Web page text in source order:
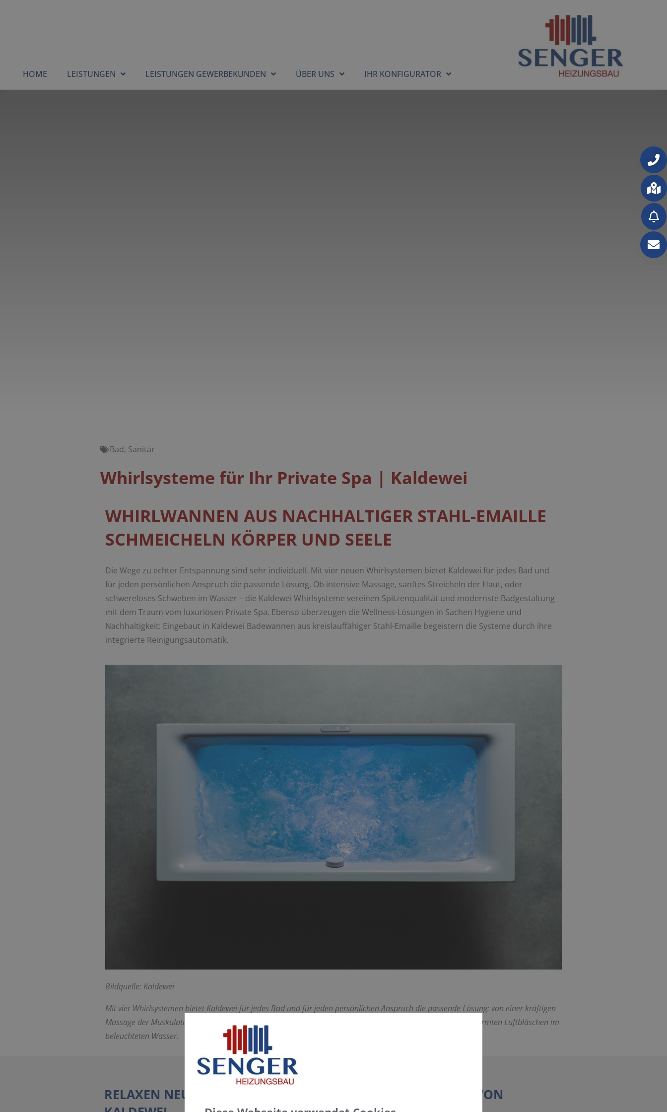
HOME LEISTUNGEN LEISTUNGEN GEWERBEKUNDEN ÜBER UNS IHR KONFIGURATOR
Bad, Sanitär
Whirlsysteme für Ihr Private Spa | Kaldewei
WHIRLWANNEN AUS NACHHALTIGER STAHL-EMAILLE
SCHMEICHELN KÖRPER UND SEELE
Die Wege zu echter Entspannung sind sehr individuell. Mit vier neuen Whirlsystemen bietet Kaldewei für jedes Bad und
für jeden persönlichen Anspruch die passende Lösung. Ob intensive Massage, sanftes Streicheln der Haut, oder
schwereloses Schweben im Wasser – die Kaldewei Whirlsysteme vereinen Spitzenqualität und modernste Badgestaltung
mit dem Traum vom luxuriösen Private Spa. Ebenso überzeugen die Wellness-Lösungen in Sachen Hygiene und
Nachhaltigkeit: Eingebaut in Kaldewei Badewannen aus kreislauffähiger Stahl-Emaille begeistern die Systeme durch ihre
integrierte Reinigungsautomatik.
Bildquelle: Kaldewei
Mit vier Whirlsystemen bietet Kaldewei für jedes Bad und für jeden persönlichen Anspruch die passende Lösung: von einer kräftigen
Massage der Muskulatur nach dem Sport bis hin zum sanften Umspielen des Körpers von perlenden, vorgewärmten Luftbläschen im
beleuchteten Wasser.
RELAXEN NEU DEFINIERT: MIT DEN NEUEN WHIRLSYSTEMEN VON